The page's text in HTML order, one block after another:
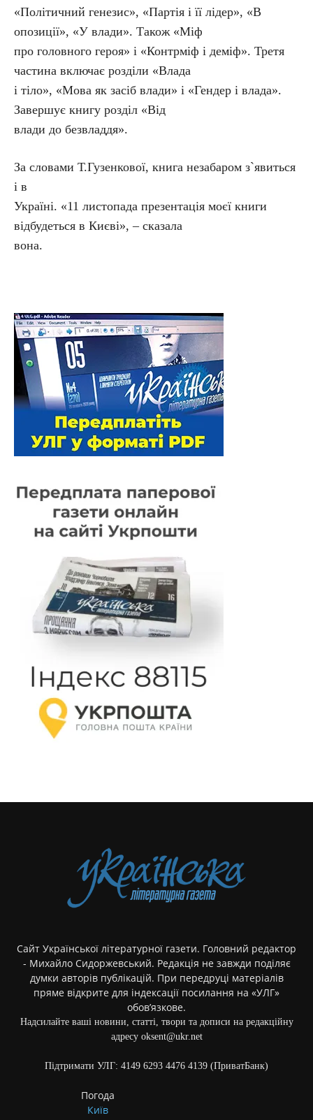
«Політичний генезис», «Партія і її лідер», «В
опозиції», «У влади». Також «Міф
про головного героя» і «Контрміф і деміф». Третя
частина включає розділи «Влада
і тіло», «Мова як засіб влади» і «Гендер і влада».
Завершує книгу розділ «Від
влади до безвладдя».
За словами Т.Гузенкової, книга незабаром з`явиться
і в
Україні. «11 листопада презентація моєї книги
відбудеться в Києві», – сказала
вона.
Сайт Української літературної газети. Головний редактор
- Михайло Сидоржевський. Редакція не завжди поділяє
думки авторів публікацій. При передруці матеріалів
пряме відкрите для індексації посилання на «УЛГ»
обов’язкове.
Надсилайте ваші новини, статті, твори та дописи на редакційну
адресу oksent@ukr.net
Підтримати УЛГ: 4149 6293 4476 4139 (ПриватБанк)
Погода
Київ